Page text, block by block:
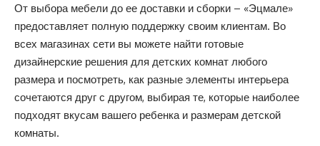
От выбора мебели до ее доставки и сборки – «Эцмале»
предоставляет полную поддержку своим клиентам. Во
всех магазинах сети вы можете найти готовые
дизайнерские решения для детских комнат любого
размера и посмотреть, как разные элементы интерьера
сочетаются друг с другом, выбирая те, которые наиболее
подходят вкусам вашего ребенка и размерам детской
комнаты.